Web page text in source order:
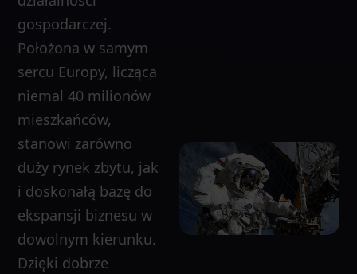
gospodarczej.
Położona w samym
sercu Europy, licząca
niemal 40 milionów
mieszkańców,
stanowi zarówno
duży rynek zbytu, jak
i doskonałą bazę do
ekspansji biznesu w
dowolnym kierunku.
Dzięki dobrze